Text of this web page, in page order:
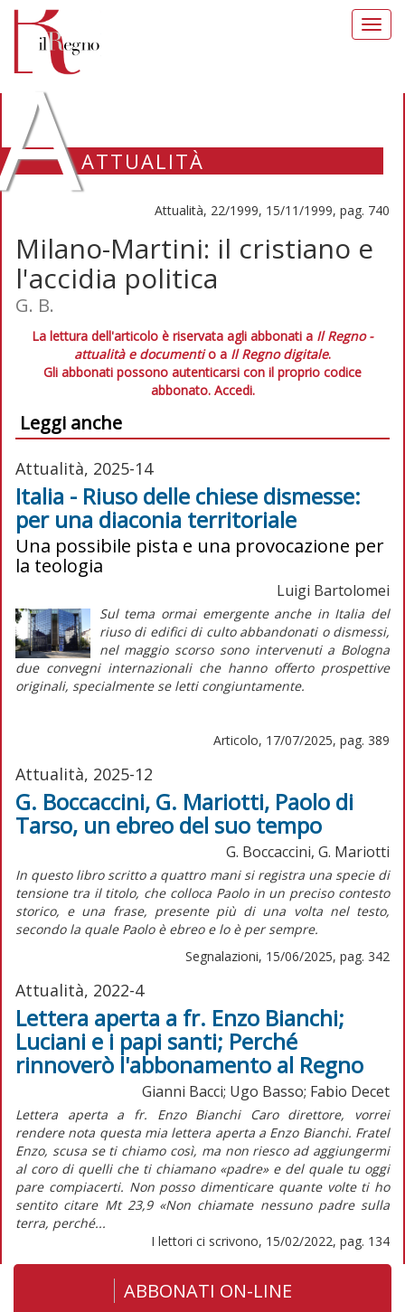
ATTUALITÀ
Attualità, 22/1999, 15/11/1999, pag. 740
Milano-Martini: il cristiano e
l'accidia politica
G. B.
La lettura dell'articolo è riservata agli abbonati a Il Regno -
attualità e documentio a Il Regno digitale.
Gli abbonati possono autenticarsi con il proprio codice
abbonato. Accedi.
Leggi anche
Attualità, 2025-14
Italia - Riuso delle chiese dismesse:
per una diaconia territoriale
Una possibile pista e una provocazione per
la teologia
Luigi Bartolomei
Sul tema ormai emergente anche in Italia del
riuso di edifici di culto abbandonati o dismessi,
nel maggio scorso sono intervenuti a Bologna
due convegni internazionali che hanno offerto prospettive
originali, specialmente se letti congiuntamente.
Articolo, 17/07/2025, pag. 389
Attualità, 2025-12
G. Boccaccini, G. Mariotti, Paolo di
Tarso, un ebreo del suo tempo
G. Boccaccini, G. Mariotti
In questo libro scritto a quattro mani si registra una specie di
tensione tra il titolo, che colloca Paolo in un preciso contesto
storico, e una frase, presente più di una volta nel testo,
secondo la quale Paolo è ebreo e lo è per sempre.
Segnalazioni, 15/06/2025, pag. 342
Attualità, 2022-4
Lettera aperta a fr. Enzo Bianchi;
Luciani e i papi santi; Perché
rinnoverò l'abbonamento al Regno
Gianni Bacci; Ugo Basso; Fabio Decet
Lettera aperta a fr. Enzo Bianchi Caro direttore, vorrei
rendere nota questa mia lettera aperta a Enzo Bianchi. Fratel
Enzo, scusa se ti chiamo così, ma non riesco ad aggiungermi
al coro di quelli che ti chiamano «padre» e del quale tu oggi
pare compiacerti. Non posso dimenticare quante volte ti ho
sentito citare Mt 23,9 «Non chiamate nessuno padre sulla
terra, perché...
I lettori ci scrivono, 15/02/2022, pag. 134
ABBONATI ON-LINE